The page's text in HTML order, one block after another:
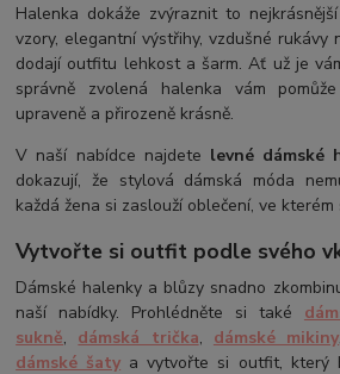
Halenka dokáže zvýraznit to
vzory, elegantní výstřihy, vzdušné rukávy
dodají outfitu lehkost a šarm. Ať už je
správně zvolená halenka vám
upraveně a přirozeně krásně.
V naší nabídce najdete levné dámské
dokazují, že stylová dámská móda
každá žena si zaslouží oblečení, ve
Vytvořte si outfit podle svého
Dámské halenky a blůzy snadno
naší nabídky. Prohlédněte si také
sukně, dámská trička, dámské mikiny
dámské šaty a vytvořte si outfit, který